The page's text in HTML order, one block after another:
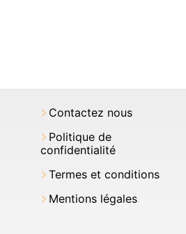
Contactez nous
Politique de
confidentialité
Termes et conditions
Mentions légales